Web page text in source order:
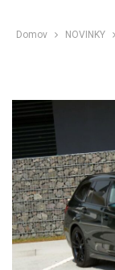
Domov NOVINKY